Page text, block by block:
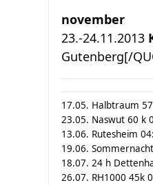
november
23.-24.11.2013
Gutenberg[/
17.05. Halbtraum
23.05. Naswut 60 k
13.06. Rutesheim
19.06.
18.07. 24 h
26.07. RH1000 45k